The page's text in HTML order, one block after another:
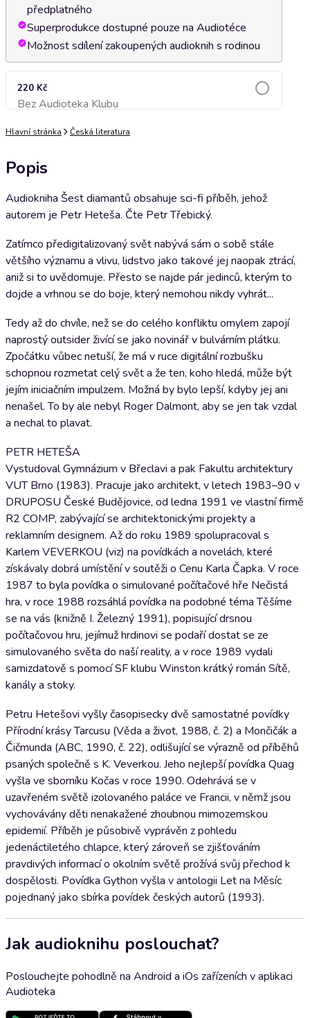
předplatného
Superprodukce dostupné pouze na Audiotéce
Možnost sdílení zakoupených audioknih s rodinou
220 Kč
Bez Audioteka KlubuPřidat do košíku
Hlavní stránka Česká literatura
Popis
Audiokniha Šest diamantů obsahuje sci-fi příběh, jehož
autorem je Petr Heteša. Čte Petr Třebický.
Zatímco předigitalizovaný svět nabývá sám o sobě stále
většího významu a vlivu, lidstvo jako takové jej naopak ztrácí,
aniž si to uvědomuje. Přesto se najde pár jedinců, kterým to
dojde a vrhnou se do boje, který nemohou nikdy vyhrát...
Tedy až do chvíle, než se do celého konfliktu omylem zapojí
naprostý outsider živící se jako novinář v bulvárním plátku.
Zpočátku vůbec netuší, že má v ruce digitální rozbušku
schopnou rozmetat celý svět a že ten, koho hledá, může být
jejím iniciačním impulzem. Možná by bylo lepší, kdyby jej ani
nenašel. To by ale nebyl Roger Dalmont, aby se jen tak vzdal
a nechal to plavat.
PETR HETEŠA
Vystudoval Gymnázium v Břeclavi a pak Fakultu architektury
VUT Brno (1983). Pracuje jako architekt, v letech 1983–90 v
DRUPOSU České Budějovice, od ledna 1991 ve vlastní firmě
R2 COMP, zabývající se architektonickými projekty a
reklamním designem. Až do roku 1989 spolupracoval s
Karlem VEVERKOU (viz) na povídkách a novelách, které
získávaly dobrá umístění v soutěži o Cenu Karla Čapka. V roce
1987 to byla povídka o simulované počítačové hře Nečistá
hra, v roce 1988 rozsáhlá povídka na podobné téma Těšíme
se na vás (knižně I. Železný 1991), popisující drsnou
počítačovou hru, jejímuž hrdinovi se podaří dostat se ze
simulovaného světa do naší reality, a v roce 1989 vydali
samizdatově s pomocí SF klubu Winston krátký román Sítě,
kanály a stoky.
Petru Hetešovi vyšly časopisecky dvě samostatné povídky
Přírodní krásy Tarcusu (Věda a život, 1988, č. 2) a Mončičák a
Čičmunda (ABC, 1990, č. 22), odlišující se výrazně od příběhů
psaných společně s K. Veverkou. Jeho nejlepší povídka Quag
vyšla ve sborníku Kočas v roce 1990. Odehrává se v
uzavřeném světě izolovaného paláce ve Francii, v němž jsou
vychovávány děti nenakažené zhoubnou mimozemskou
epidemií. Příběh je působivě vyprávěn z pohledu
jedenáctiletého chlapce, který zároveň se zjišťováním
pravdivých informací o okolním světě prožívá svůj přechod k
dospělosti. Povídka Gython vyšla v antologii Let na Měsíc
pojednaný jako sbírka povídek českých autorů (1993).
Jak audioknihu poslouchat?
Poslouchejte pohodlně na Android a iOs zařízeních v aplikaci
Audioteka